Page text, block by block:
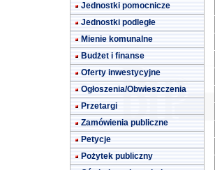
Jednostki pomocnicze
Jednostki podległe
Mienie komunalne
Budżet i finanse
Oferty inwestycyjne
Ogłoszenia/Obwieszczenia
Przetargi
Zamówienia publiczne
Petycje
Pożytek publiczny